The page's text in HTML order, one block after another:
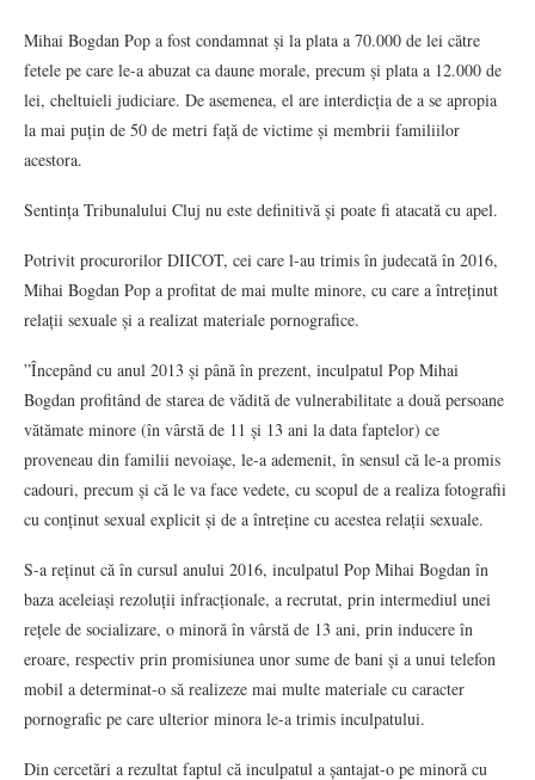
Mihai Bogdan Pop a fost condamnat și la plata a 70.000 de lei către
fetele pe care le-a abuzat ca daune morale, precum și plata a 12.000 de
lei, cheltuieli judiciare. De asemenea, el are interdicția de a se apropia
la mai puțin de 50 de metri față de victime și membrii familiilor
acestora.
Sentința Tribunalului Cluj nu este definitivă și poate fi atacată cu apel.
Potrivit procurorilor DIICOT, cei care l-au trimis în judecată în 2016,
Mihai Bogdan Pop a profitat de mai multe minore, cu care a întreținut
relații sexuale și a realizat materiale pornografice.
”Începând cu anul 2013 și până în prezent, inculpatul Pop Mihai
Bogdan profitând de starea de vădită de vulnerabilitate a două persoane
vătămate minore (în vârstă de 11 și 13 ani la data faptelor) ce
proveneau din familii nevoiașe, le-a ademenit, în sensul că le-a promis
cadouri, precum și că le va face vedete, cu scopul de a realiza fotografii
cu conținut sexual explicit și de a întreține cu acestea relații sexuale.
S-a reținut că în cursul anului 2016, inculpatul Pop Mihai Bogdan în
baza aceleiași rezoluții infracționale, a recrutat, prin intermediul unei
rețele de socializare, o minoră în vârstă de 13 ani, prin inducere în
eroare, respectiv prin promisiunea unor sume de bani și a unui telefon
mobil a determinat-o să realizeze mai multe materiale cu caracter
pornografic pe care ulterior minora le-a trimis inculpatului.
Din cercetări a rezultat faptul că inculpatul a șantajat-o pe minoră cu